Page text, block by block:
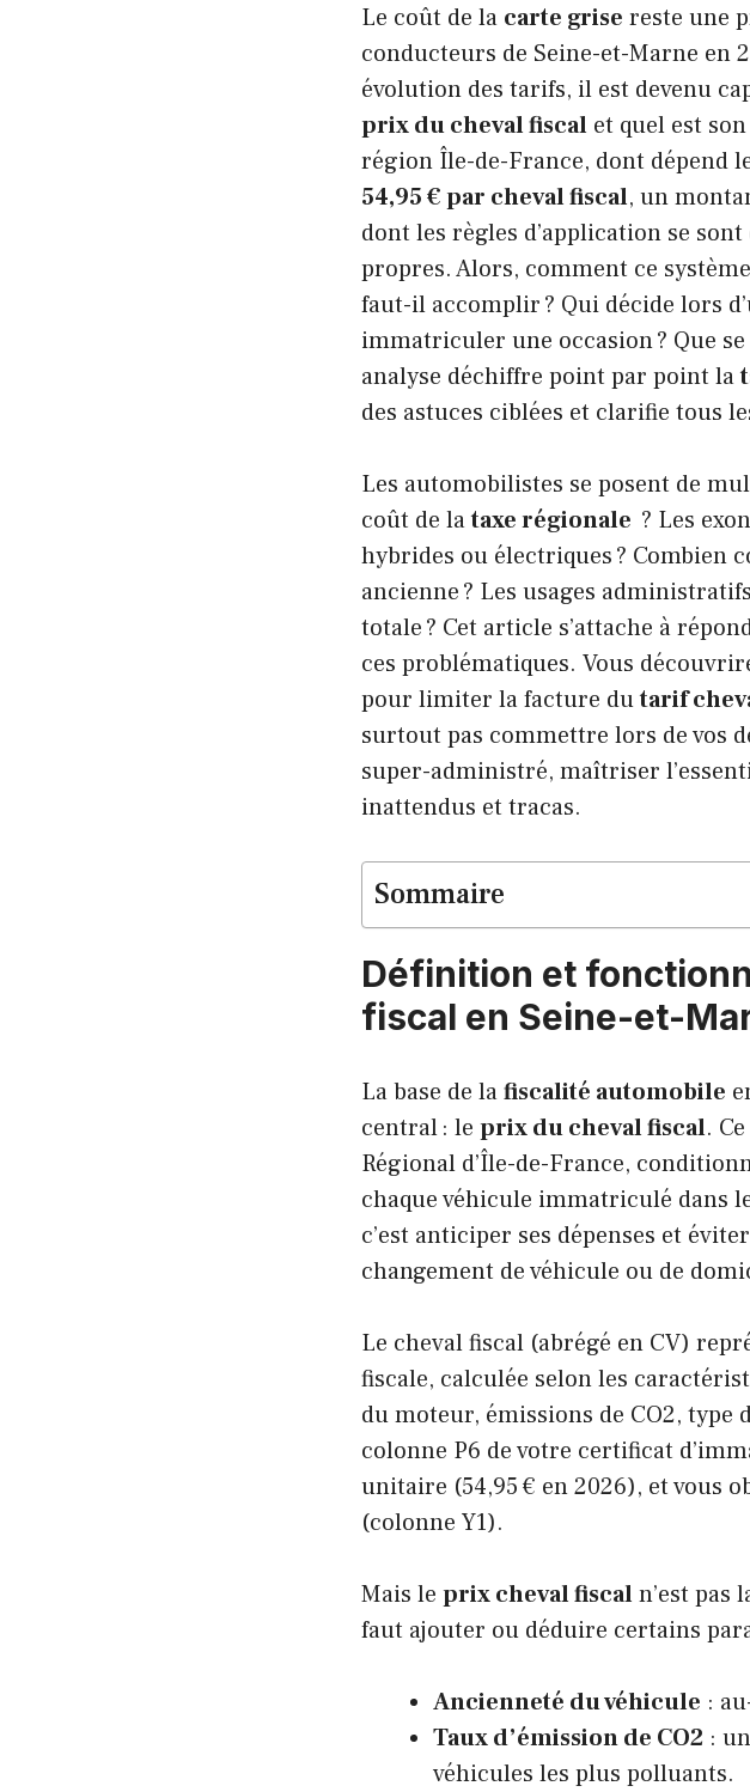
Le coût de la carte grise reste une
conducteurs de Seine-et-Marne en
évolution des tarifs, il est devenu
prix du cheval fiscal et quel est
région Île-de-France, dont dépend
54,95 € par cheval fiscal, un
dont les règles d’application se
propres. Alors, comment ce
faut-il accomplir ? Qui décide lors
immatriculer une occasion ? Que
analyse déchiffre point par point la
des astuces ciblées et clarifie tous
Les automobilistes se posent de
coût de lataxe régionale ? Les
hybrides ou électriques ?
ancienne ? Les usages
totale ? Cet article s’attache à
ces problématiques. Vous
pour limiter la facture dutarif
surtout pas commettre lors de vos
super-administré, maîtriser
inattendus et tracas.
Sommaire
Définition et
fiscal en Seine-et-
La base de lafiscalité automobile
central : le prix du cheval fiscal.
Régional d’Île-de-France,
chaque véhicule immatriculé dans
c’est anticiper ses dépenses et
changement de véhicule ou de
Le cheval fiscal (abrégé en CV)
fiscale, calculée selon les
du moteur, émissions de CO2,
colonne P6 de votre certificat
unitaire (54,95 € en 2026), et vous
(colonne Y1).
Mais le prix cheval fiscaln’est pas
faut ajouter ou déduire certains
Ancienneté du véhicule :
Taux d’émission de CO2 :
véhicules les plus polluants.